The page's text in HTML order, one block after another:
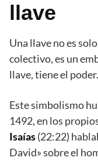
llave
Una llave no es
colectivo, es un
llave, tiene el poder.
Este simbolismo
1492, en los
Isaías(22:22)
David» sobre el